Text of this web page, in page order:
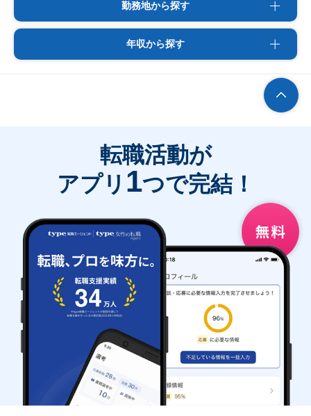
勤務地から探す
年収から探す
転職活動が
アプリ 1つで完結！